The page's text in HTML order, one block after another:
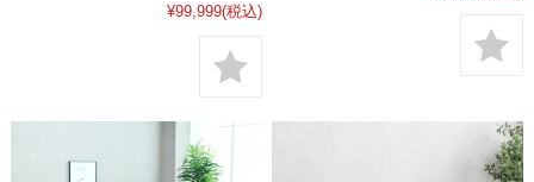
¥99,999(税込)